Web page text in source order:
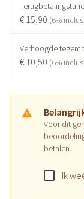
€ 15,90 (6%
Verhoogde
€ 10,50 (6%
Voor dit
betalen.
Ik